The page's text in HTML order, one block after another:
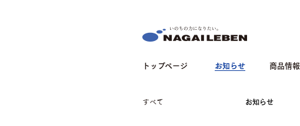
トップページ お知らせ 商品情報
すべて お知らせ